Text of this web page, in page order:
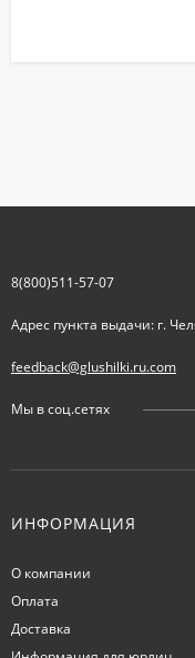
8(800)511-57-07
Адрес пункта выдачи: г.
feedback@glushilki.ru.com
Мы в соц.сетях
ИНФОРМАЦИЯ
О компании
Оплата
Доставка